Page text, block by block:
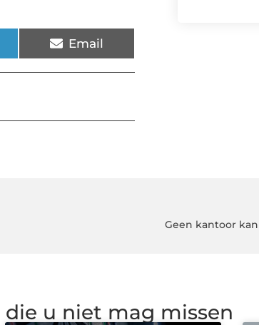
Email
Geen kantoor
die u niet mag missen